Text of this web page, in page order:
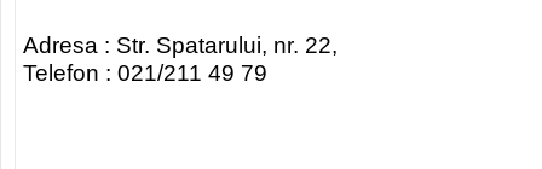
Adresa : Str. Spatarului, nr. 22,
Telefon : 021/211 49 79